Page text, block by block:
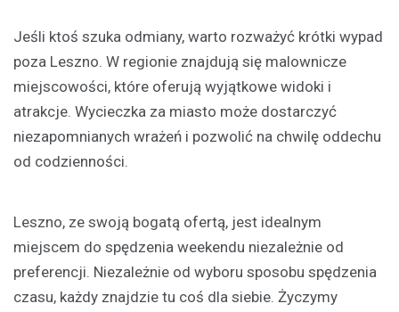
Jeśli ktoś szuka odmiany, warto rozważyć krótki wypad
poza Leszno. W regionie znajdują się malownicze
miejscowości, które oferują wyjątkowe widoki i
atrakcje. Wycieczka za miasto może dostarczyć
niezapomnianych wrażeń i pozwolić na chwilę oddechu
od codzienności.
Leszno, ze swoją bogatą ofertą, jest idealnym
miejscem do spędzenia weekendu niezależnie od
preferencji. Niezależnie od wyboru sposobu spędzenia
czasu, każdy znajdzie tu coś dla siebie. Życzymy